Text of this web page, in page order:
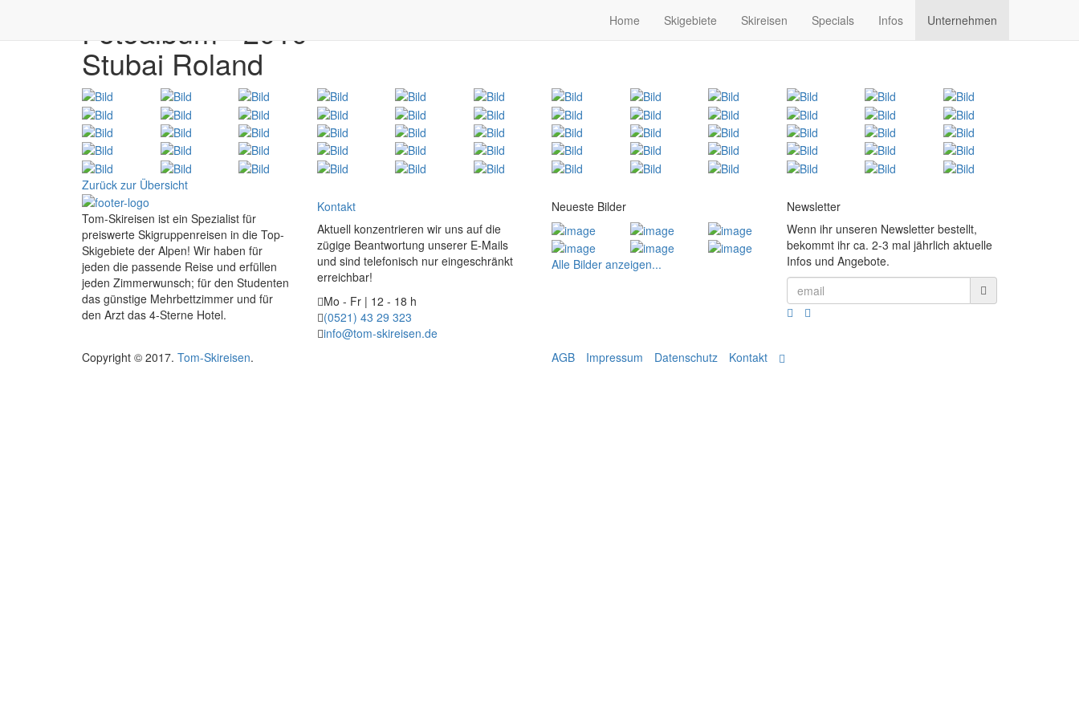
Home Skigebiete Skireisen Specials Infos Unternehmen
Fotoalbum - 2010
Stubai Roland
Zurück zur Übersicht
Tom-Skireisen ist ein Spezialist für
preiswerte Skigruppenreisen in die Top-
Skigebiete der Alpen! Wir haben für
jeden die passende Reise und erfüllen
jeden Zimmerwunsch; für den Studenten
das günstige Mehrbettzimmer und für
den Arzt das 4-Sterne Hotel.
Kontakt
Aktuell konzentrieren wir uns auf die
zügige Beantwortung unserer E-Mails
und sind telefonisch nur eingeschränkt
erreichbar!
Mo - Fr | 12 - 18 h
(0521) 43 29 323
info@tom-skireisen.de
Neueste Bilder
Alle Bilder anzeigen...
Newsletter
Wenn ihr unseren Newsletter bestellt,
bekommt ihr ca. 2-3 mal jährlich aktuelle
Infos und Angebote.
AGB Impressum Datenschutz Kontakt
Copyright © 2017. Tom-Skireisen.